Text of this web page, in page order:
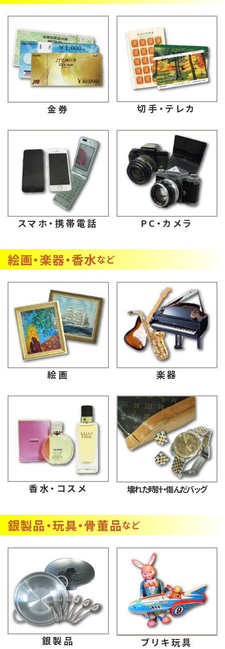
金券 切手・テレカ
スマホ・携帯電話 PC・カメラ
絵画・楽器・香水など
絵画 楽器
香水・コスメ 壊れた時計・傷んだバッグ
銀製品・玩具・骨董品など
銀製品 ブリキ玩具